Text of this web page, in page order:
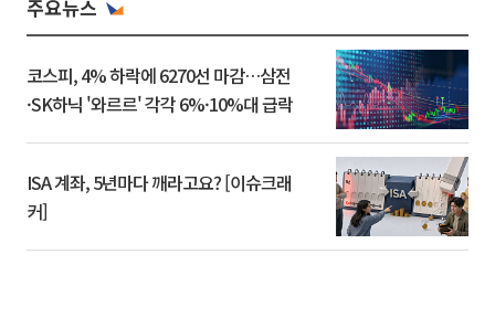
주요뉴스
코스피, 4% 하락에 6270선 마감…삼전
·SK하닉 '와르르' 각각 6%·10%대 급락
ISA 계좌, 5년마다 깨라고요? [이슈크래
커]